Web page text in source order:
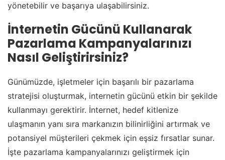
yönetebilir ve başarıya ulaşabilirsiniz.
İnternetin Gücünü Kullanarak
Pazarlama Kampanyalarınızı
Nasıl Geliştirirsiniz?
Günümüzde, işletmeler için başarılı bir pazarlama
stratejisi oluşturmak, internetin gücünü etkin bir şekilde
kullanmayı gerektirir. İnternet, hedef kitlenize
ulaşmanın yanı sıra markanızın bilinirliğini artırmak ve
potansiyel müşterileri çekmek için eşsiz fırsatlar sunar.
İşte pazarlama kampanyalarınızı geliştirmek için